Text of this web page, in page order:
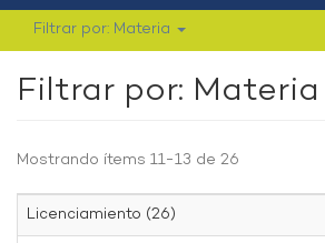
Filtrar por: Materia
Filtrar por: Materia
Mostrando ítems 11-13 de 26
Licenciamiento (26)